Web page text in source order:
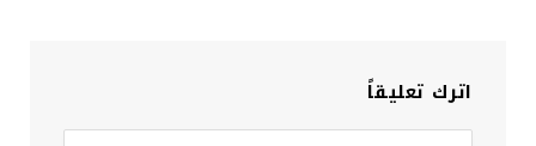
اترك تعليقاً